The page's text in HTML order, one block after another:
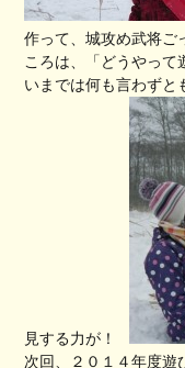
作って、城攻め武将ご
ころは、「どうやって
いまでは何も言わずと
見する力が！
次回、２０１４年度遊